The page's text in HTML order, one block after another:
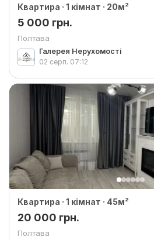
Квартира · 1 кімнат · 20м²
5 000 грн.
Полтава
Галерея Нерухомості
02 серп. 07:12
Квартира · 1 кімнат · 45м²
20 000 грн.
Полтава